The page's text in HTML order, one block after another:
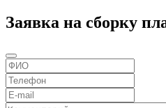
Заявка на сборку